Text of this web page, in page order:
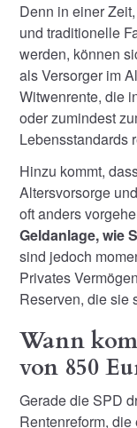
Denn in einer
und traditionelle
werden, können
als Versorger im
Witwenrente, die
oder zumindest
Lebensstandards
Hinzu kommt,
Altersvorsorge
oft anders
Geldanlage, wie
sind jedoch
Privates
Reserven, die sie
Wann
von 850
Gerade die SPD
Rentenreform,